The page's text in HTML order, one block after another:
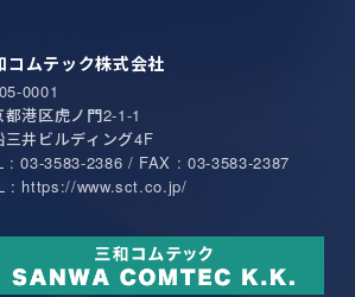
コムテック株式会社
0001
都港区虎ノ門2-1-1
三井ビルディング4F
: 03-3583-2386 / FAX : 03-3583-2387
: https://www.sct.co.jp/